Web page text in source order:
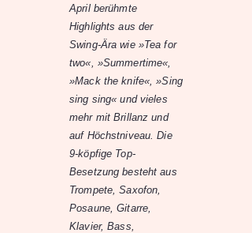
April berühmte
Highlights aus der
Swing-Ära wie »Tea for
two«, »Summertime«,
»Mack the knife«, »Sing
sing sing« und vieles
mehr mit Brillanz und
auf Höchstniveau. Die
9-köpfige Top-
Besetzung besteht aus
Trompete, Saxofon,
Posaune, Gitarre,
Klavier, Bass,